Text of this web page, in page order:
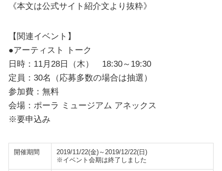
《本文は公式サイト紹介文より抜粋》
【関連イベント】
●アーティスト トーク
日時：11月28日（木） 18:30～19:30
定員：30名（応募多数の場合は抽選）
参加費：無料
会場：ポーラ ミュージアム アネックス
※要申込み
開催期間
2019/11/22(金)～2019/12/22(日)
※イベント会期は終了しました